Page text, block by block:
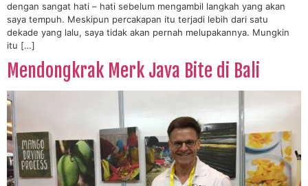
dengan sangat hati – hati sebelum mengambil langkah yang akan
saya tempuh. Meskipun percakapan itu terjadi lebih dari satu
dekade yang lalu, saya tidak akan pernah melupakannya. Mungkin
itu […]
Mendongkrak Merk Java Bite di Bali